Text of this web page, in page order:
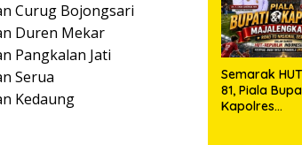
Curug Bojongsari
Duren Mekar
Pangkalan Jati
Serua
Kedaung
Semarak
81, Piala
Kapolres